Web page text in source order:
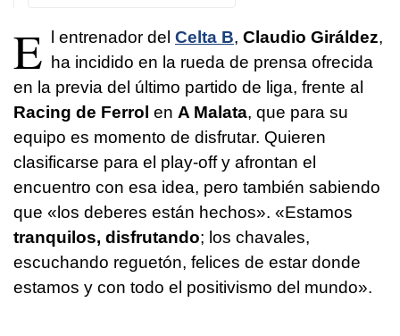
E l entrenador del Celta B, Claudio Giráldez,
ha incidido en la rueda de prensa ofrecida
en la previa del último partido de liga, frente al
Racing de Ferrol en A Malata, que para su
equipo es momento de disfrutar. Quieren
clasificarse para el play-off y afrontan el
encuentro con esa idea, pero también sabiendo
que «los deberes están hechos». «Estamos
tranquilos, disfrutando; los chavales,
escuchando reguetón, felices de estar donde
estamos y con todo el positivismo del mundo».